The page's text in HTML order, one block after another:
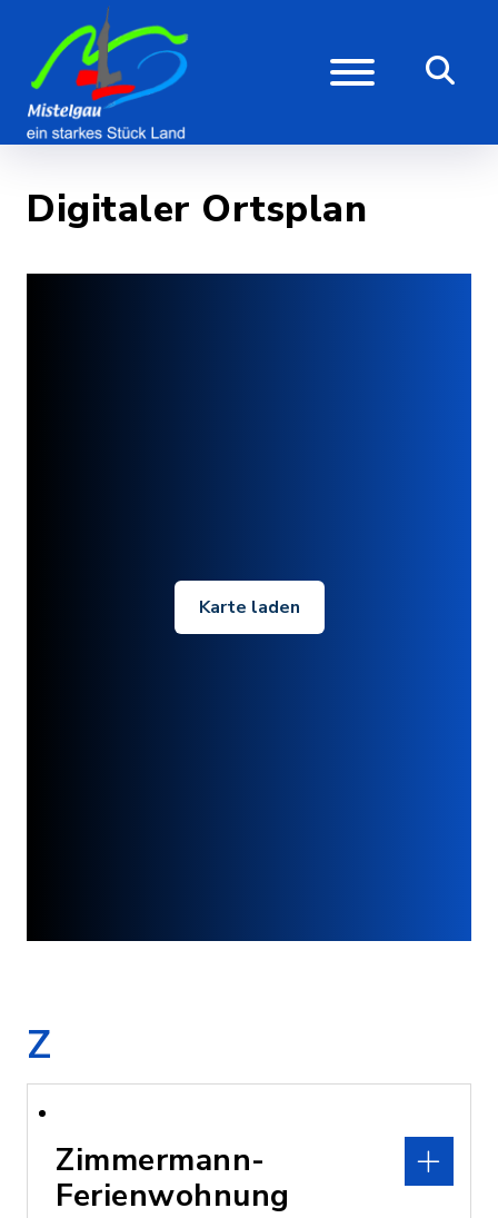
Digitaler Ortsplan
Karte laden
Z
Zimmermann-
Ferienwohnung